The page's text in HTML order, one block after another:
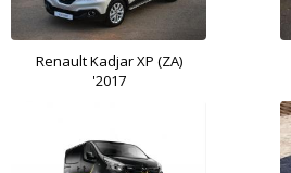
Renault Kadjar XP (ZA)
'2017